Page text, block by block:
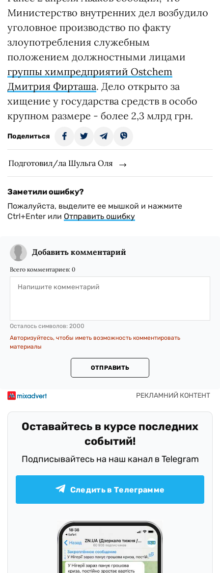
Министерство внутренних дел возбудило
уголовное производство по факту
злоупотребления служебным
положением должностными лицами
группы химпредприятий Ostchem
Дмитрия Фирташа. Дело открыто за
хищение у государства средств в особо
крупном размере - более 2,3 млрд грн.
Поделиться
Подготовил/ла Шульга Оля
Заметили ошибку?
Пожалуйста, выделите ее мышкой и нажмите
Ctrl+Enter или Отправить ошибку
Добавить комментарий
Всего комментариев: 0
Осталось символов: 2000
Авторизуйтесь, чтобы иметь возможность комментировать
материалы
ОТПРАВИТЬ
Оставайтесь в курсе последних
событий!
Подписывайтесь на наш канал в Telegram
Следить в Телеграмме